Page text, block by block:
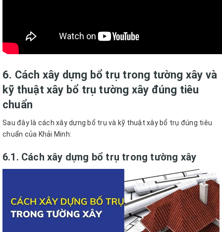
6. Cách xây dựng bổ trụ trong tường xây và
kỹ thuật xây bổ trụ tường xây đúng tiêu
chuẩn
Sau đây là cách xây dựng bổ trụ và kỹ thuật xây bổ trụ đúng tiêu
chuẩn của Khải Minh:
6.1. Cách xây dựng bổ trụ trong tường xây